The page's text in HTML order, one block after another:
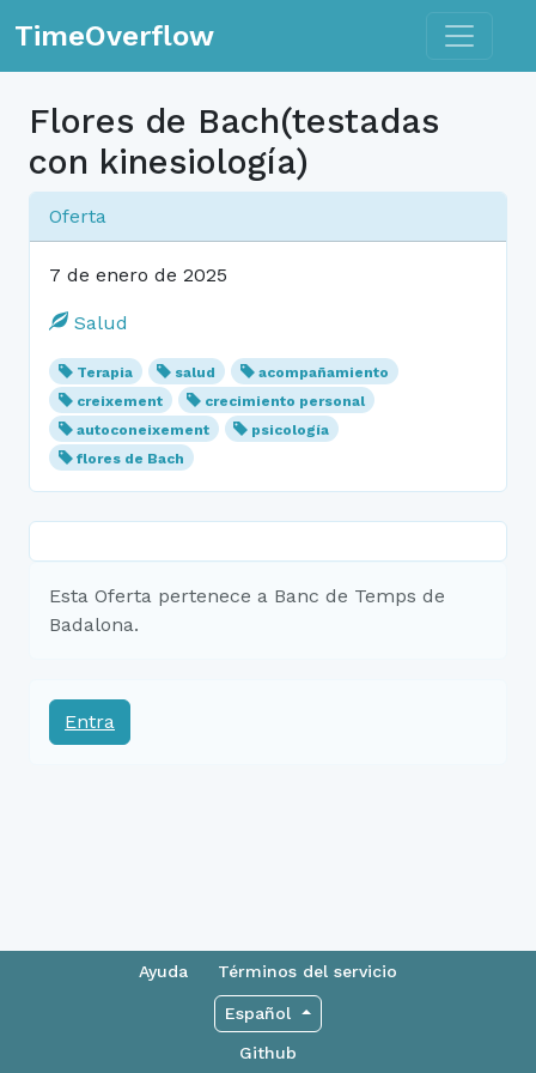
TimeOverflow Toggle
Flores de Bach(testadas
con kinesiología)
Oferta
7 de enero de 2025
Salud
Terapia salud
acompañamiento
creixement
crecimiento personal
autoconeixement
psicología
flores de Bach
Esta Oferta pertenece a Banc de Temps de
Badalona.
Entra
Ayuda Términos del servicio
Español
Github